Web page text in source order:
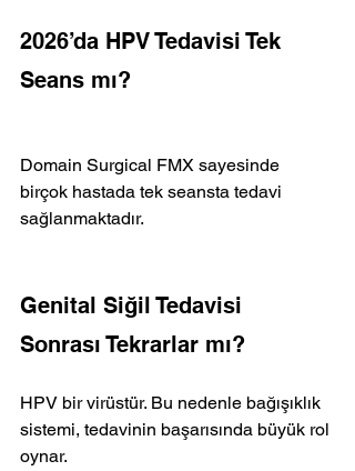
2026’da HPV Tedavisi Tek
Seans mı?
Domain Surgical FMX sayesinde
birçok hastada tek seansta tedavi
sağlanmaktadır.
Genital Siğil Tedavisi
Sonrası Tekrarlar mı?
HPV bir virüstür. Bu nedenle bağışıklık
sistemi, tedavinin başarısında büyük rol
oynar.